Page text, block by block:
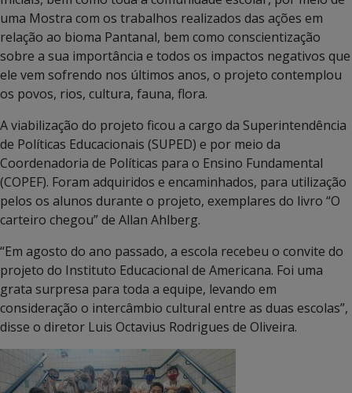
uma Mostra com os trabalhos realizados das ações em
relação ao bioma Pantanal, bem como conscientização
sobre a sua importância e todos os impactos negativos que
ele vem sofrendo nos últimos anos, o projeto contemplou
os povos, rios, cultura, fauna, flora.
A viabilização do projeto ficou a cargo da Superintendência
de Políticas Educacionais (SUPED) e por meio da
Coordenadoria de Políticas para o Ensino Fundamental
(COPEF). Foram adquiridos e encaminhados, para utilização
pelos os alunos durante o projeto, exemplares do livro “O
carteiro chegou” de Allan Ahlberg.
“Em agosto do ano passado, a escola recebeu o convite do
projeto do Instituto Educacional de Americana. Foi uma
grata surpresa para toda a equipe, levando em
consideração o intercâmbio cultural entre as duas escolas”,
disse o diretor Luis Octavius Rodrigues de Oliveira.